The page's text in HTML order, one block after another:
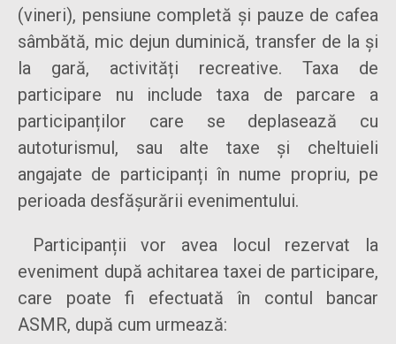
(vineri), pensiune completă și pauze de cafea
sâmbătă, mic dejun duminică, transfer de la și
la gară, activități recreative. Taxa de
participare nu include taxa de parcare a
participanților care se deplasează cu
autoturismul, sau alte taxe și cheltuieli
angajate de participanți în nume propriu, pe
perioada desfășurării evenimentului.
Participanții vor avea locul rezervat la
eveniment după achitarea taxei de participare,
care poate fi efectuată în contul bancar
ASMR, după cum urmează: